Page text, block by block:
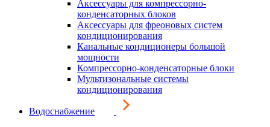
Аксессуары для компрессорно-
конденсаторных блоков
Аксессуары для фреоновых систем
кондиционирования
Канальные кондиционеры большой
мощности
Компрессорно-конденсаторные блоки
Мультизональные системы
кондиционирования
Водоснабжение